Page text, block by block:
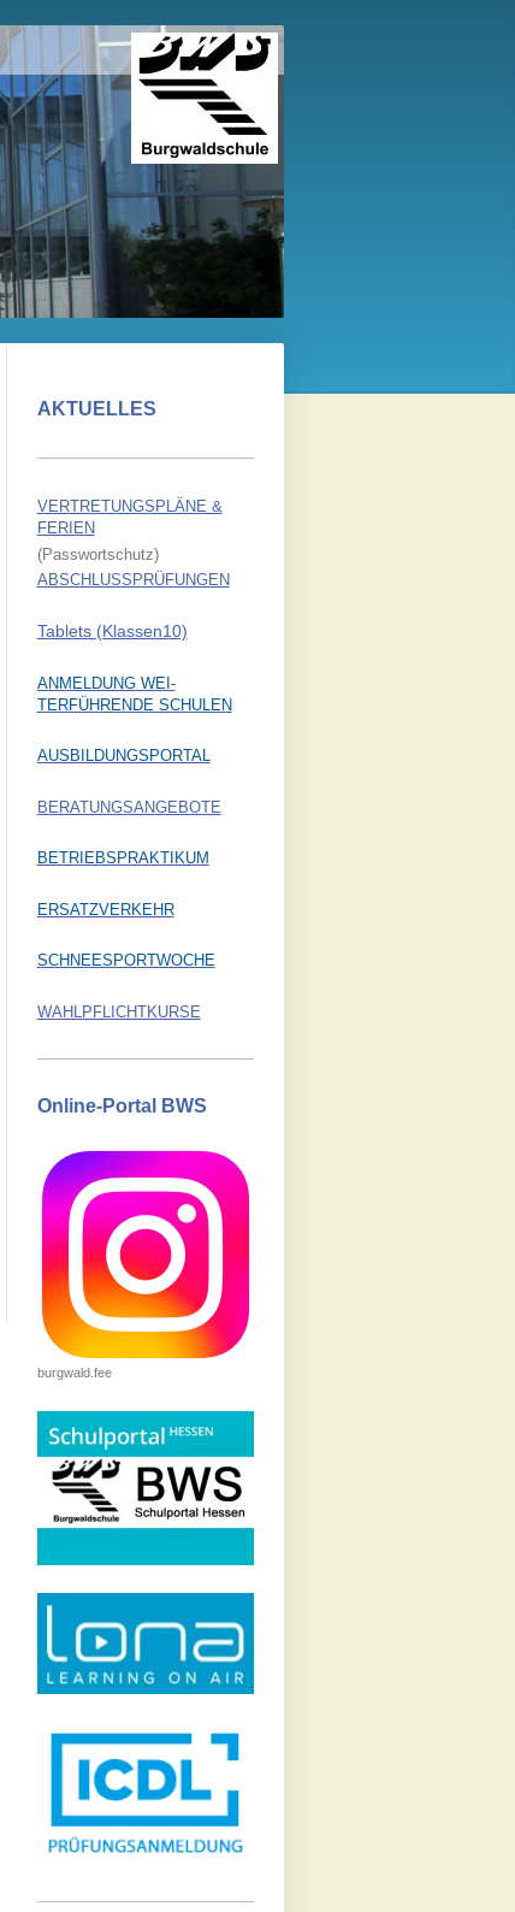
AKTUELLES
VERTRETUNGSPLÄNE &
FERIEN
(Passwortschutz)
ABSCHLUSSPRÜFUNGEN
Tablets (Klassen10)
ANMELDUNG WEI-
TERFÜHRENDE SCHULEN
AUSBILDUNGSPORTAL
BERATUNGSANGEBOTE
BETRIEBSPRAKTIKUM
ERSATZVERKEHR
SCHNEESPORTWOCHE
WAHLPFLICHTKURSE
Online-Portal BWS
burgwald.fee